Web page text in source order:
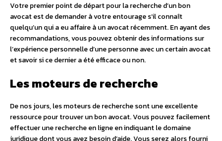
Votre premier point de départ pour la recherche d’un bon
avocat est de demander à votre entourage s’il connaît
quelqu’un qui a eu affaire à un avocat récemment. En ayant des
recommandations, vous pouvez obtenir des informations sur
l’expérience personnelle d’une personne avec un certain avocat
et savoir si ce dernier a été efficace ou non.
Les moteurs de recherche
De nos jours, les moteurs de recherche sont une excellente
ressource pour trouver un bon avocat. Vous pouvez facilement
effectuer une recherche en ligne en indiquant le domaine